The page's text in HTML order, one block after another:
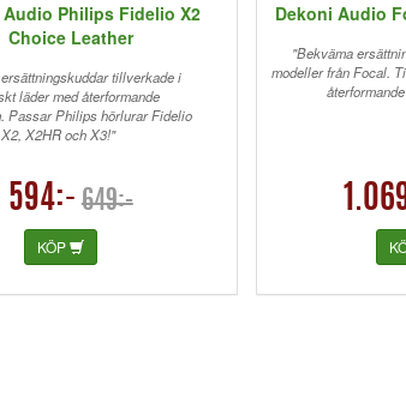
Audio Philips Fidelio X2
Choice Leather
tillverkade i
läder med återformande
Passar Philips hörlurar Fidelio
X2, X2HR och X3!"
594:- 649:-
KÖP
Dekoni Audio
"Bekväma
modeller från Focal.